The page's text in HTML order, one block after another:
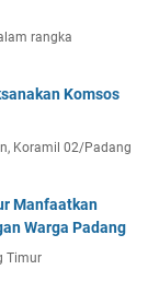
rangka
Komsos
Koramil 02/Padang
Manfaatkan
Warga Padang
Timur